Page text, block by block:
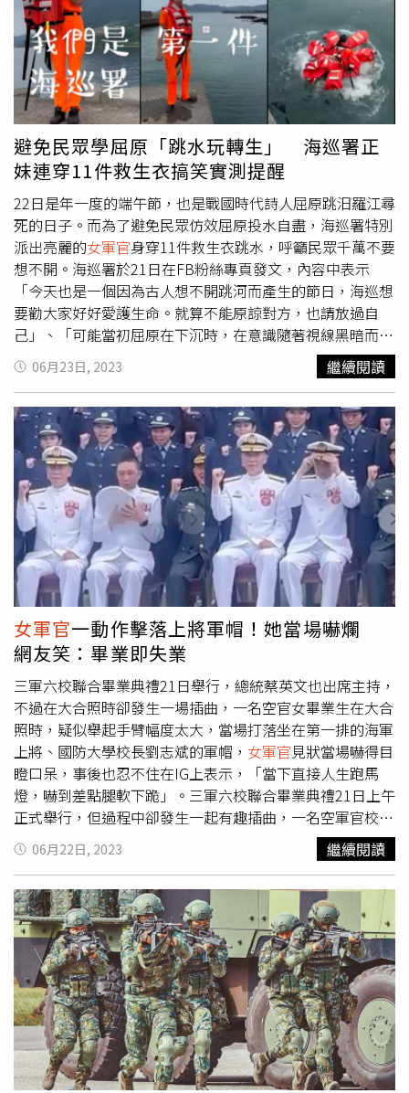
件由檢察官依法偵辦中，期間取證過程均獲得相關單位充分
協助及全力配合，後續仍將秉持勿枉勿縱立場，縝密蒐證，
深入調查，依法處理。基於偵查不公開原則，士檢謹遵偵查
不公開作業辦法規定，適度公開說明，也籲請外界切勿對案
件過度揣測，以維護偵查程序順利進行。
避免民眾學屈原「跳水玩轉生」 海巡署正
妹連穿11件救生衣搞笑實測提醒
22日是年一度的端午節，也是戰國時代詩人屈原跳汨羅江尋
死的日子。而為了避免民眾仿效屈原投水自盡，海巡署特別
派出亮麗的女軍官身穿11件救生衣跳水，呼籲民眾千萬不要
想不開。海巡署於21日在FB粉絲專頁發文，內容中表示
「今天也是一個因為古人想不開跳河而產生的節日，海巡想
要勸大家好好愛護生命。就算不能原諒對方，也請放過自
己」、「可能當初屈原在下沉時，在意識隨著視線黑暗而變
得模糊的那個剎那，也曾一度後悔；只可惜，鄉民們丟的是
粽子，不是救生圈，魚群們專挑南部粽吃，導致屈原最終還
是不幸命喪魚腹。」海巡署表示「都講成這樣了，如果海巡
真的還是攔不住你想跳海的衝動，至少請讓我們教你可以怎
麼樣安全的跳。當然，安全的水域、穩定的天候、有救生員
及同伴守護和熟記118都是很重要的，但最為優先的，絕對
是穿著救生衣。不管你的體重因為吃了多少粽子的上升，穿
上救生衣絕對會穩住生存率，如果一件不能解決，就兩件
吧！」而影片中，可以看到一名亮眼的海巡署 女軍官
，從原
本身穿一件救身衣跳水，到身穿三件、五件、八件，甚至最
後直接身穿11件救身衣跳水，而救生衣強大的浮力，直接讓
該名女軍官穩穩地漂浮在水面上。不少網友在看到這段影片
後，紛紛留言表示「海巡姐姐辛苦了，一直跳」、「長官也
太犧牲了吧」、「要跳下去爬上來然後又跳下去爬上來」、
「好了，之後去海邊玩水我知道怎麼做了」、「學妹表示：
啊到底要我跳幾次啦」。
06月23日, 2023 繼續閱讀
女軍官一動作擊落上將軍帽！她當場嚇爛
網友笑：畢業即失業
三軍六校聯合畢業典禮21日舉行，總統蔡英文也出席主持，
不過在大合照時卻發生一場插曲，一名空官女畢業生在大合
照時，疑似舉起手臂幅度太大，當場打落坐在第一排的海軍
上將、國防大學校長劉志斌的軍帽， 女軍官見狀當場嚇得目
瞪口呆，事後也忍不住在IG上表示，「當下直接人生跑馬
燈，嚇到差點腿軟下跪」。三軍六校聯合畢業典禮21日上午
正式舉行，但過程中卻發生一起有趣插曲，一名空軍官校女
畢業生，在大合照環節時，喊出「戰力強」等拍照標語時，
疑手勢幅度太大，當場擊落前方第一排國防大學校長劉志斌
的軍帽，讓她嚇到當場呆住，而劉志斌儘管被嚇到，但仍淡
定將軍帽撿起戴好，繼續大合照環節。事後該段影片被PO
上網後，被網友做成謎因流傳，「志斌：當時就挺突然
的…」，吸引無數網友轉發，紛紛留言笑說，「畢業即失
業」、「戰力太強，直接擊落三顆星」、「直接少尉退
伍」、「一拳掉三顆星」。而意外將劉志斌軍帽擊落的當事
女官也在IG上轉發表示，後續有和上將鞠躬道歉，直言「當
下差點腿軟下跪」，並表示，「當下直接人生跑馬燈」、
「畢業即失業我史上第一位」、「拍完照我差點給他跪了」
等語。
06月22日, 2023 繼續閱讀